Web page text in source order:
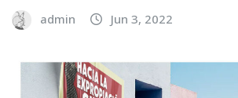
admin Jun 3, 2022